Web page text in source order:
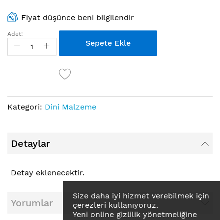
Size daha iyi hizmet verebilmek için
çerezleri kullanıyoruz.
Yeni online gizlilik yönetmeliğine
Fiyat düşünce beni bilgilendir
Adet:
Sepete Ekle
Kategori: Dini Malzeme
Detaylar
Detay eklenecektir.
Yorumlar